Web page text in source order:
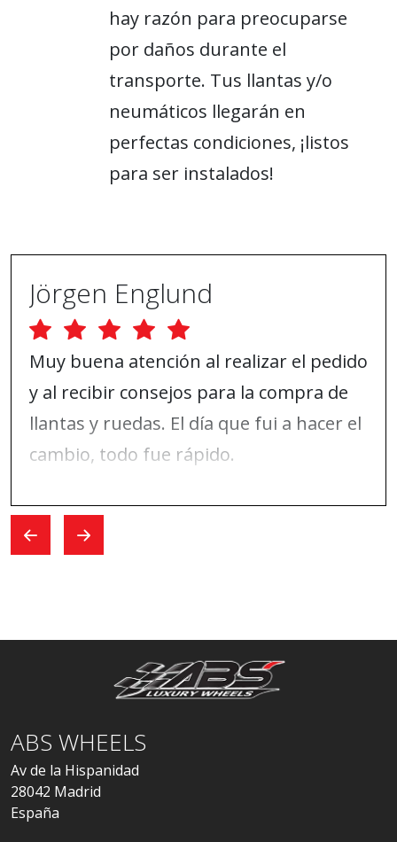
hay razón para preocuparse
por daños durante el
transporte. Tus llantas y/o
neumáticos llegarán en
perfectas condiciones, ¡listos
para ser instalados!
Jörgen Englund
Muy buena atención al realizar el pedido
y al recibir consejos para la compra de
llantas y ruedas. El día que fui a hacer el
cambio, todo fue rápido.
ABS WHEELS
Av de la Hispanidad
28042 Madrid
España